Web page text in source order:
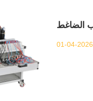
01-04-2026